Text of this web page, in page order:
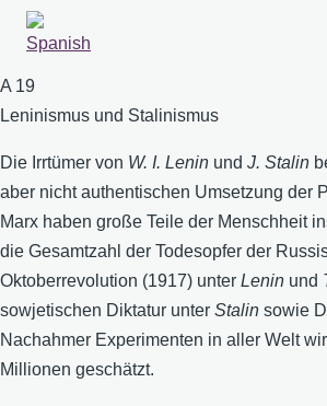
A 19
Leninismus und Stalinismus
Die Irrtümer von W. I. Lenin und J. Stalin
aber nicht authentischen Umsetzung der
Marx haben große Teile der Menschheit
die Gesamtzahl der Todesopfer der
Oktoberrevolution (1917) unter Lenin und
sowjetischen Diktatur unter Stalin sowie
Nachahmer Experimenten in aller Welt
Millionen geschätzt.